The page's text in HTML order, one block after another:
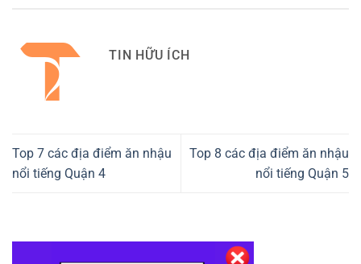
TIN HỮU ÍCH
Top 7 các địa điểm ăn nhậu
nổi tiếng Quận 4
Top 8 các địa điểm ăn nhậu
nổi tiếng Quận 5